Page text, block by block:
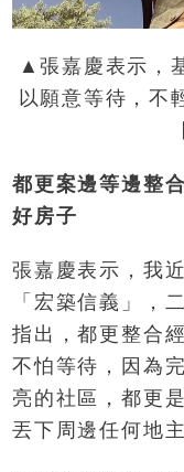
▲張嘉慶表示，
以願意等待，不
都更案邊等邊整
好房子
張嘉慶表示，我
「宏築信義」，
指出，都更整合
不怕等待，因為
亮的社區，都更
丟下周邊任何地主